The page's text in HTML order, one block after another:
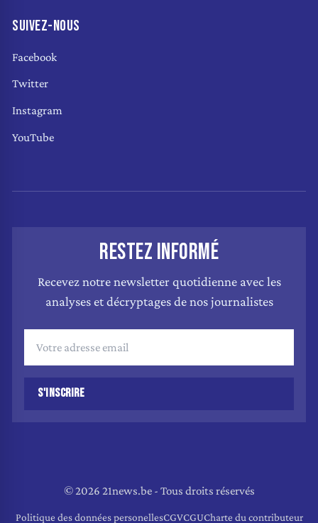
SUIVEZ-NOUS
Facebook
Twitter
Instagram
YouTube
RESTEZ INFORMÉ
Recevez notre newsletter quotidienne avec les
analyses et décryptages de nos journalistes
S'INSCRIRE
© 2026 21news.be - Tous droits réservés
Politique des données personellesCGVCGUCharte du contributeur